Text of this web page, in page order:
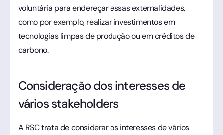
voluntária para endereçar essas externalidades,
como por exemplo, realizar investimentos em
tecnologias limpas de produção ou em créditos de
carbono.
Consideração dos interesses de
vários stakeholders
A RSC trata de considerar os interesses de vários